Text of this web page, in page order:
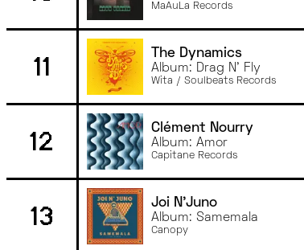
MaAuLa Records
11 The Dynamics
Album: Drag N' Fly
Wita / Soulbeats Records
12 Clément Nourry
Album: Amor
Capitane Records
13 Joi N'Juno
Album: Samemala
Canopy